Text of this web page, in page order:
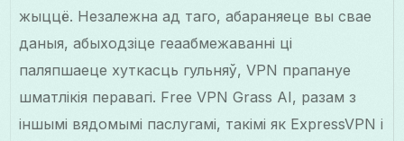
жыццё. Незалежна ад таго, абараняеце вы свае
даныя, абыходзіце геаабмежаванні ці
паляпшаеце хуткасць гульняў, VPN прапануе
шматлікія перавагі. Free VPN Grass AI, разам з
іншымі вядомымі паслугамі, такімі як ExpressVPN і